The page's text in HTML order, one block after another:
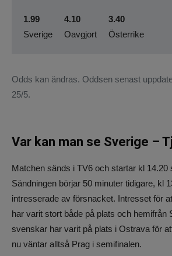
1.99
Sverige
4.10
Oavgjort
3.40
Österrike
Odds kan ändras. Oddsen senast
25/5.
Var kan man se Sverige –
Matchen sänds i TV6 och startar kl 14.20
Sändningen börjar 50 minuter tidigare, kl
intresserade av försnacket. Intresset för
har varit stort både på plats och hemifrån
svenskar har varit på plats i Ostrava för
nu väntar alltså Prag i semifinalen.